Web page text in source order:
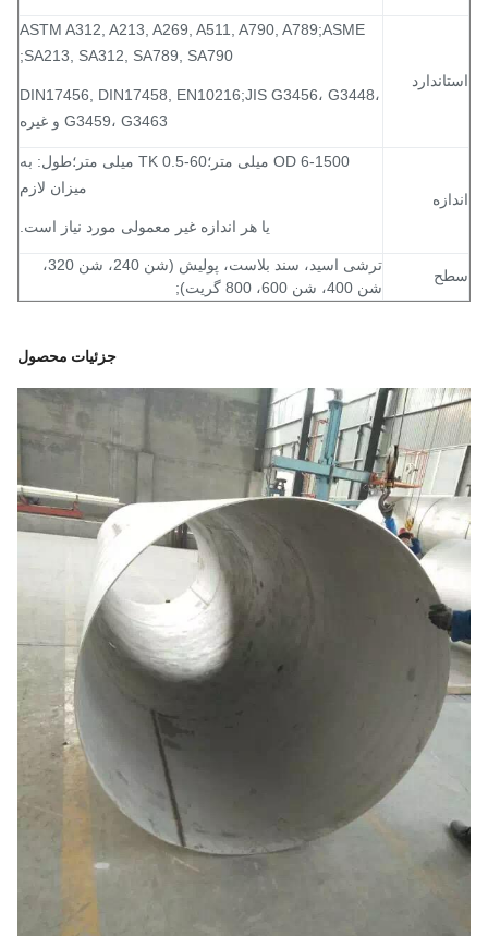
ASTM A312, A213, A269, A511, A790, A789;ASME
SA213, SA312, SA789, SA790;
DIN17456, DIN17458, EN10216;JIS G3456، G3448،
G3459، G3463 و غیره
OD 6-1500 میلی متر؛TK 0.5-60 میلی متر؛طول: به
میزان لازم
یا هر اندازه غیر معمولی مورد نیاز است.
ترشی اسید، سند بلاست، پولیش (شن 240، شن 320،
جزئیات محصول